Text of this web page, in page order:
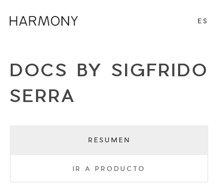
ES
DOCS BY SIGFRIDO
SERRA
RESUMEN
IR A PRODUCTO